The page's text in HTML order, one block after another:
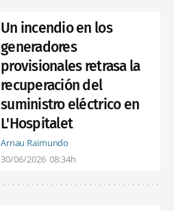
Un incendio en los
generadores
provisionales retrasa la
recuperación del
suministro eléctrico en
L'Hospitalet
Arnau Raimundo
30/06/2026 08:34h